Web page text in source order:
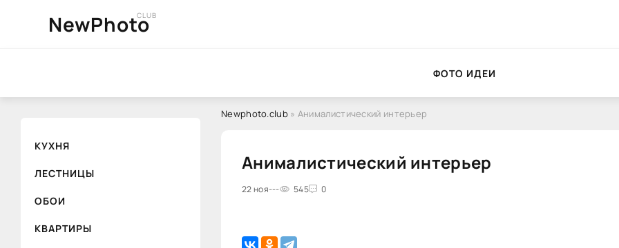
NewPhoto
CLUB
ФОТО ИДЕИ
КУХНЯ
ЛЕСТНИЦЫ
ОБОИ
КВАРТИРЫ
Newphoto.club» Анималистический интерьер
Анималистический интерьер
22 ноя--- 545 0